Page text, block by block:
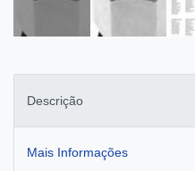
Descrição
Mais Informações